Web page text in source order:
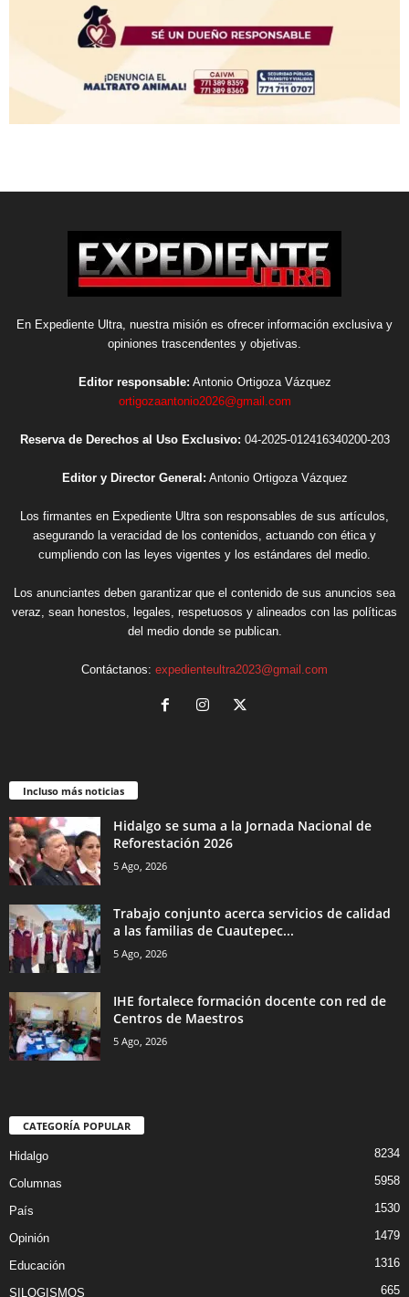
En Expediente Ultra, nuestra misión es ofrecer información exclusiva y
opiniones trascendentes y objetivas.
Editor responsable: Antonio Ortigoza Vázquez
ortigozaantonio2026@gmail.com
Reserva de Derechos al Uso Exclusivo: 04-2025-012416340200-203
Editor y Director General: Antonio Ortigoza Vázquez
Los firmantes en Expediente Ultra son responsables de sus artículos,
asegurando la veracidad de los contenidos, actuando con ética y
cumpliendo con las leyes vigentes y los estándares del medio.
Los anunciantes deben garantizar que el contenido de sus anuncios sea
veraz, sean honestos, legales, respetuosos y alineados con las políticas
del medio donde se publican.
Contáctanos: expedienteultra2023@gmail.com
Incluso más noticias
Hidalgo se suma a la Jornada Nacional de
Reforestación 2026
5 Ago, 2026
Trabajo conjunto acerca servicios de calidad
a las familias de Cuautepec...
5 Ago, 2026
IHE fortalece formación docente con red de
Centros de Maestros
5 Ago, 2026
CATEGORÍA POPULAR
Hidalgo 8234
Columnas 5958
País 1530
Opinión 1479
Educación 1316
SILOGISMOS 665